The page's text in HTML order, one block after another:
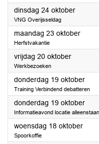
dinsdag 24 oktober2023
VNG Overijsseldag
maandag 23 oktober2023
Herfstvakantie
vrijdag 20 oktober2023
Werkbezoeken
donderdag 19 oktober2023
Training Verbindend debatteren
donderdag 19 oktober2023
Informatieavond locatie
woensdag 18 oktober2023
Spoorkoffie